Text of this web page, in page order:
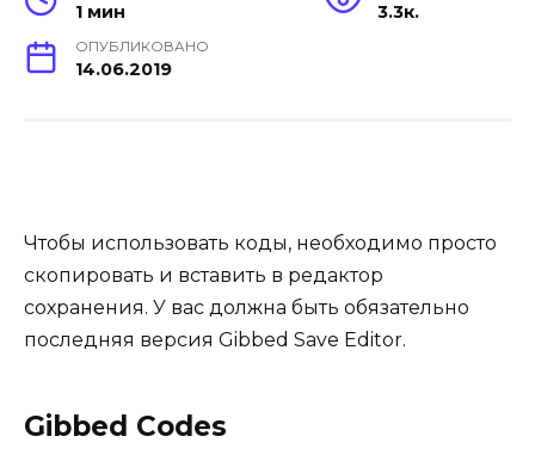
1 мин 3.3к.
ОПУБЛИКОВАНО
14.06.2019
Чтобы использовать коды, необходимо просто
скопировать и вставить в редактор
сохранения. У вас должна быть обязательно
последняя версия Gibbed Save Editor.
Gibbed Codes